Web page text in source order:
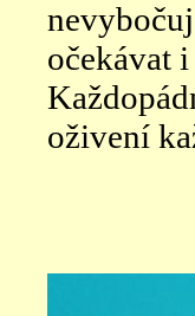
očekávat
oživení